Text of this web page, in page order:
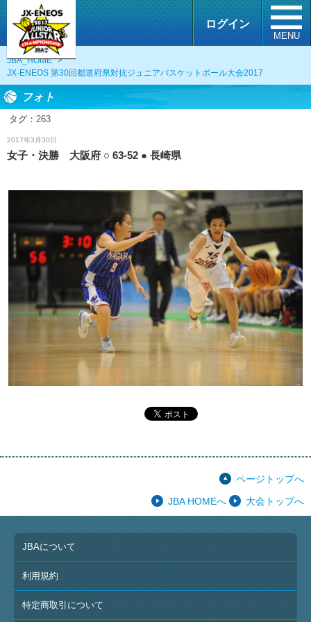
ログイン
MENU
JBA_HOME
>
JX-ENEOS 第30回都道府県対抗ジュニアバスケットボール大会2017
フォト
タグ： 263
2017年3月30日
女子・決勝 大阪府 ○ 63-52 ● 長崎県
ページトップへ
JBA HOMEへ
大会トップへ
JBAについて
利用規約
特定商取引について